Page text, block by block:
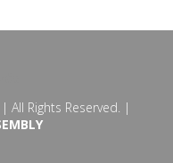
All Rights Reserved. |